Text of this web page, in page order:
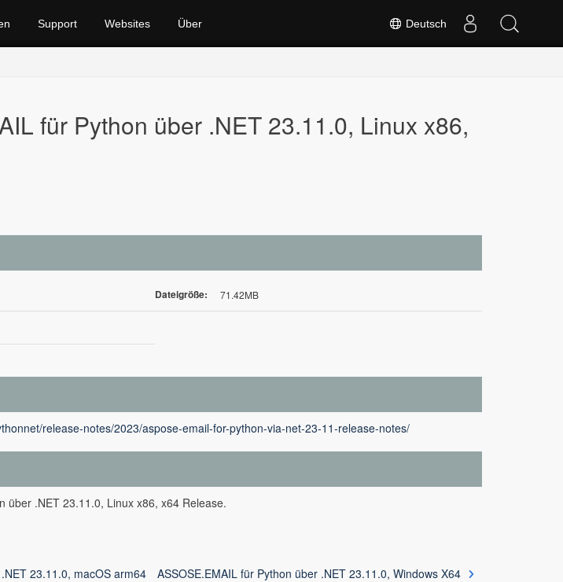
Deutsch
Support Websites Über
für Python über .NET 23.11.0, Linux x86,
Dateigröße: 71.42MB
release-notes/2023/aspose-email-for-python-via-net-23-11-release-notes/
über .NET 23.11.0, Linux x86, x64 Release.
23.11.0, macOS arm64 ASSOSE.EMAIL für Python über .NET 23.11.0, Windows X64